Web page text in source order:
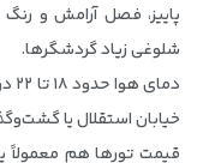
پاییز، فصل آرامش و
شلوغی زیاد گردشگرها.
خیابان استقلال یا
قیمت تورها هم معمولاً